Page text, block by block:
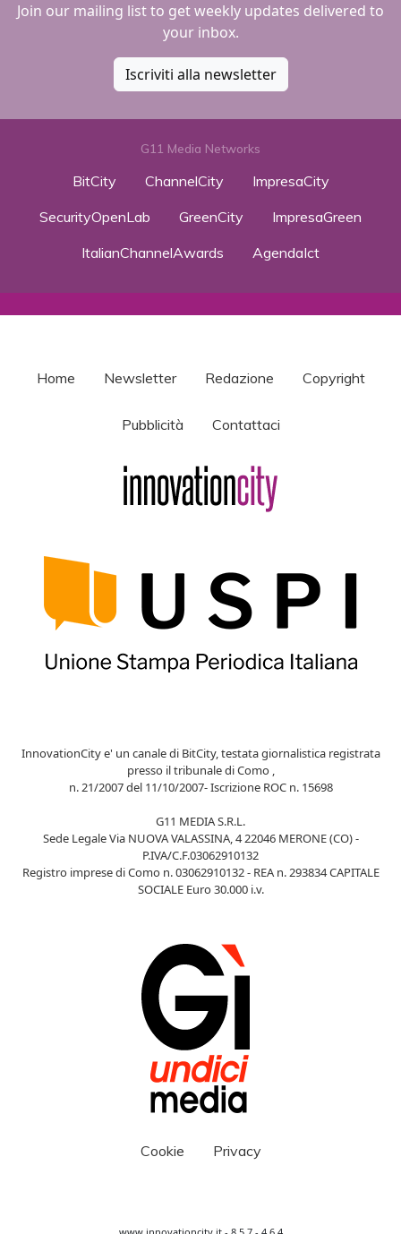
Join our mailing list to get weekly updates delivered to
your inbox.
Iscriviti alla newsletter
G11 Media Networks
BitCity ChannelCity
ImpresaCity
SecurityOpenLab
GreenCity
ImpresaGreen
ItalianChannelAwards
AgendaIct
Home Newsletter Redazione Copyright
Pubblicità Contattaci
InnovationCity e' un canale di BitCity, testata giornalistica registrata
presso il tribunale di Como ,
n. 21/2007 del 11/10/2007- Iscrizione ROC n. 15698
G11 MEDIA S.R.L.
Sede Legale Via NUOVA VALASSINA, 4 22046 MERONE (CO) -
P.IVA/C.F.03062910132
Registro imprese di Como n. 03062910132 - REA n. 293834 CAPITALE
SOCIALE Euro 30.000 i.v.
Cookie Privacy